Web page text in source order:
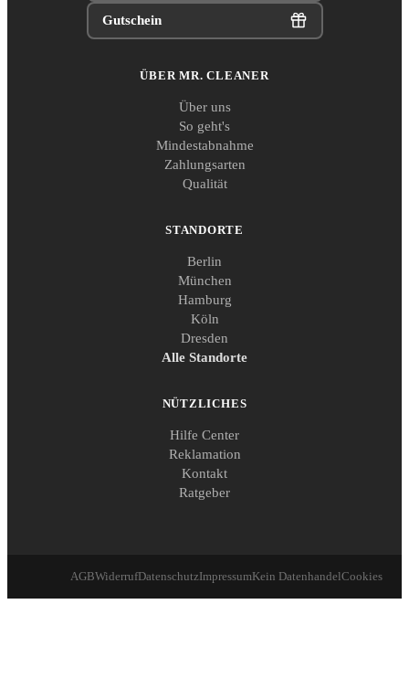
Gutschein
ÜBER MR. CLEANER
Über uns
So geht's
Mindestabnahme
Zahlungsarten
Qualität
STANDORTE
Berlin
München
Hamburg
Köln
Dresden
Alle Standorte
NÜTZLICHES
Hilfe Center
Reklamation
Kontakt
Ratgeber
AGBWiderrufDatenschutzImpressumKein DatenhandelCookies